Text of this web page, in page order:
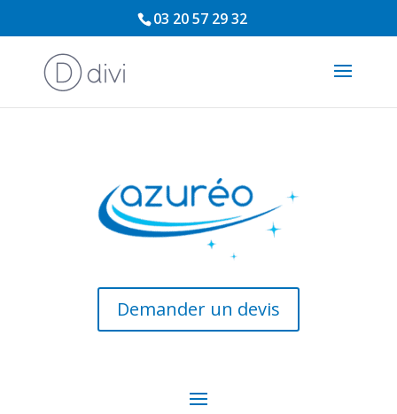
03 20 57 29 32
Demander un devis